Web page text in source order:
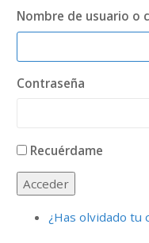
Nombre de usuario o
Contraseña
Recuérdame
Acceder
¿Has olvidado tu